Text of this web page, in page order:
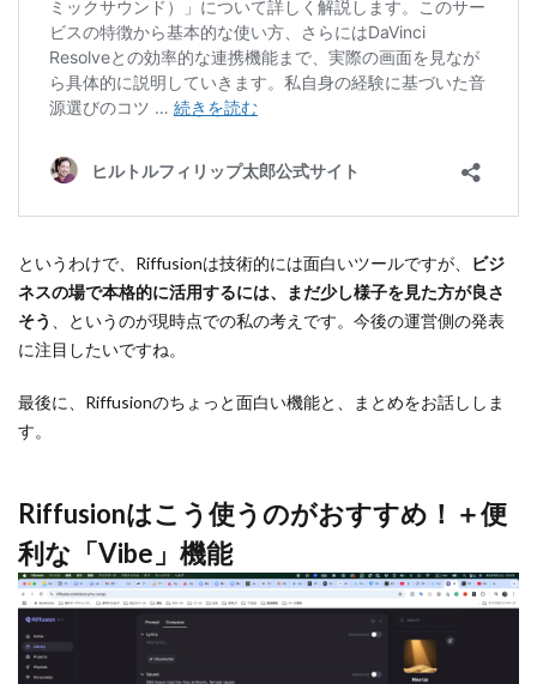
というわけで、Riffusionは技術的には面白いツールですが、
ビジ
ネスの場で本格的に活用するには、まだ少し様子を見た方が良さ
そう
、というのが現時点での私の考えです。今後の運営側の発表
に注目したいですね。
最後に、Riffusionのちょっと面白い機能と、まとめをお話ししま
す。
Riffusionはこう使うのがおすすめ！＋便
利な「Vibe」機能